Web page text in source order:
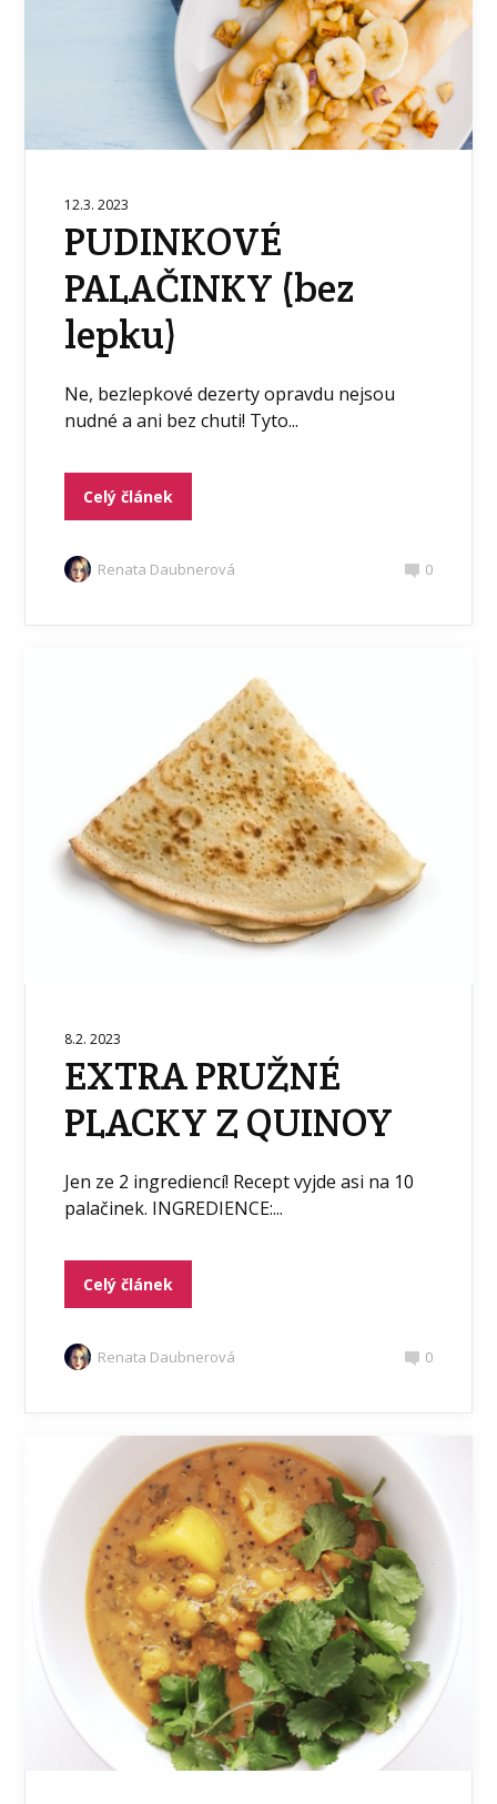
12.3. 2023
PUDINKOVÉ
PALAČINKY (bez
lepku)
Ne, bezlepkové dezerty opravdu nejsou
nudné a ani bez chuti! Tyto...
Celý článek
Renata Daubnerová 0
8.2. 2023
EXTRA PRUŽNÉ
PLACKY Z QUINOY
Jen ze 2 ingrediencí! Recept vyjde asi na 10
palačinek. INGREDIENCE:...
Celý článek
Renata Daubnerová 0